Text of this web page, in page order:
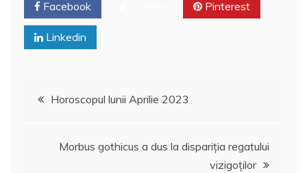
Facebook Pinterest
Linkedin
Navigare
Horoscopul lunii Aprilie 2023
Morbus gothicus a dus la dispariția regatului
vizigoților